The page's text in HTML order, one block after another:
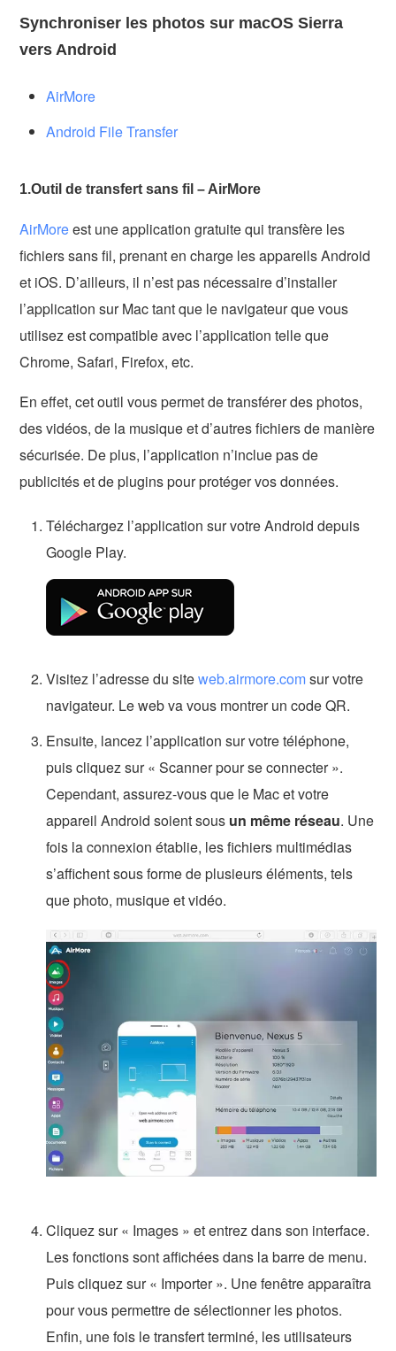
Synchroniser les photos sur macOS Sierra
vers Android
AirMore
Android File Transfer
1.Outil de transfert sans fil – AirMore
AirMoreest une application gratuite qui transfère les
fichiers sans fil, prenant en charge les appareils Android
et iOS. D’ailleurs, il n’est pas nécessaire d’installer
l’application sur Mac tant que le navigateur que vous
utilisez est compatible avec l’application telle que
Chrome, Safari, Firefox, etc.
En effet, cet outil vous permet de transférer des photos,
des vidéos, de la musique et d’autres fichiers de manière
sécurisée. De plus, l’application n’inclue pas de
publicités et de plugins pour protéger vos données.
Téléchargez l’application sur votre Android depuis
Google Play.
Visitez l’adresse du siteweb.airmore.comsur votre
navigateur. Le web va vous montrer un code QR.
Ensuite, lancez l’application sur votre téléphone,
puis cliquez sur « Scanner pour se connecter ».
Cependant, assurez-vous que le Mac et votre
appareil Android soient sous un même réseau. Une
fois la connexion établie, les fichiers multimédias
s’affichent sous forme de plusieurs éléments, tels
que photo, musique et vidéo.
Cliquez sur « Images » et entrez dans son interface.
Les fonctions sont affichées dans la barre de menu.
Puis cliquez sur « Importer ». Une fenêtre apparaîtra
pour vous permettre de sélectionner les photos.
Enfin, une fois le transfert terminé, les utilisateurs